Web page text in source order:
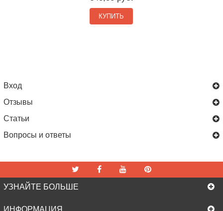
КУПИТЬ
Вход
Отзывы
Статьи
Вопросы и ответы
УЗНАЙТЕ БОЛЬШЕ
ИНФОРМАЦИЯ